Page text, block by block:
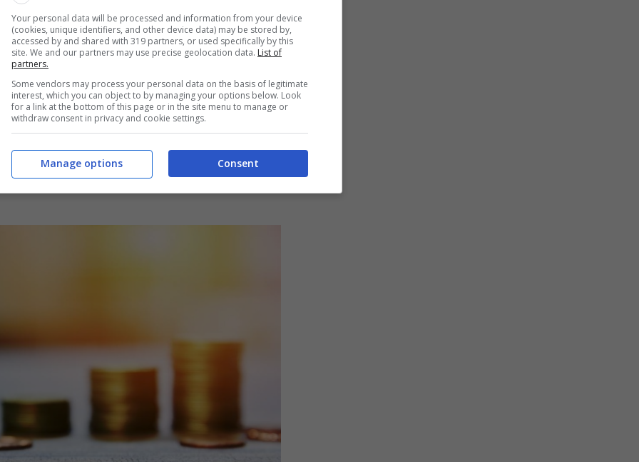
14 aprile ha fornito tutte le indicazioni
questa grande occasione e ottenere 1.000
Bisogna precisare che il bonus non
e sarà finanziato con 330 milioni di euro
successivo. Il richiedente, al
deve essere in possesso di tutti i requisiti
oltre che economico, come per
40.000 euro annui.Vediamo tutti i requisiti in
Your personal data will be processed and information from your device
(cookies, unique identifiers, and other device data) may be stored by,
accessed by and shared with 319 partners, or used specifically by this
site. We and our partners may use precise geolocation data. List of
partners.
Some vendors may process your personal data on the basis of legitimate
interest, which you can object to by managing your options below. Look
for a link at the bottom of this page or in the site menu to manage or
withdraw consent in privacy and cookie settings.
Consent
Manage options